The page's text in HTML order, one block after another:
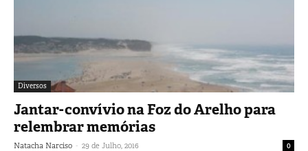
Diversos
Jantar-convívio na Foz do Arelho para
relembrar memórias
Natacha Narciso - 29 de Julho, 2016 0